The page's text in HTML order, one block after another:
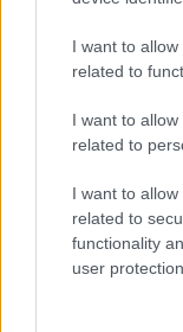
I want to
related to
I want to
related to
I want to
related to
functionality
user protection.